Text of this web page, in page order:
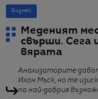
Бизнес
Меденият
свърши. Сега
вярата
Анализаторите
Илон Мъск, но те
по най-добрия